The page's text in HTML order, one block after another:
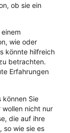
ob sie ein
wie oder
könnte hilfreich
betrachten.
Erfahrungen
können Sie
wollen nicht nur
die auf ihre
so wie sie es